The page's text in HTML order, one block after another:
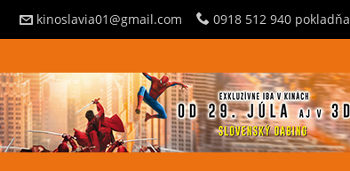
kinoslavia01@gmail.com 0918 512 940 pokladňa